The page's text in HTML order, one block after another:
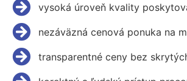
vysoká úroveň kvality
nezáväzná cenová ponuka na
transparentné ceny bez